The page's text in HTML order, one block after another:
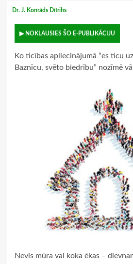
Dr. J. Konrāds Dītrihs
▶ NOKLAUSIES ŠO E-PUBLIKĀCIJU
Ko ticības apliecinājumā “es ticu
Baznīcu, svēto biedrību” nozīmē
Nevis mūra vai koka ēkas –